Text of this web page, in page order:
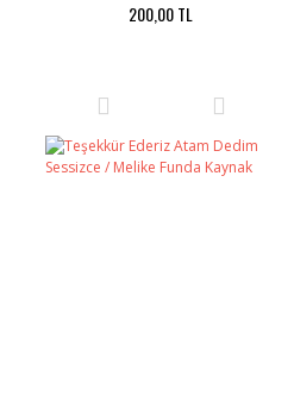
200,00 TL